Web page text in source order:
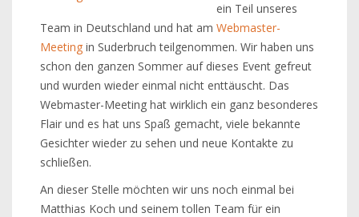
ein Teil unseres
Team in Deutschland und hat am Webmaster-
Meeting in Suderbruch teilgenommen. Wir haben uns
schon den ganzen Sommer auf dieses Event gefreut
und wurden wieder einmal nicht enttäuscht. Das
Webmaster-Meeting hat wirklich ein ganz besonderes
Flair und es hat uns Spaß gemacht, viele bekannte
Gesichter wieder zu sehen und neue Kontakte zu
schließen.
An dieser Stelle möchten wir uns noch einmal bei
Matthias Koch und seinem tollen Team für ein